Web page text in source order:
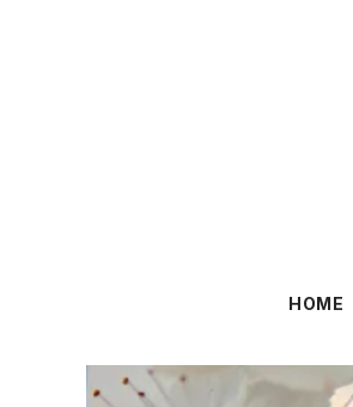
HOME